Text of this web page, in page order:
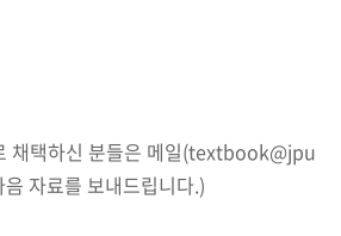
채택하신 분들은 메일(textbook@jpu
자료를 보내드립니다.)